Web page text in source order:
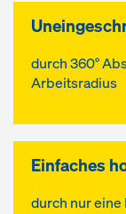
durch 360°
Arbeitsradius
Einfaches
durch nur